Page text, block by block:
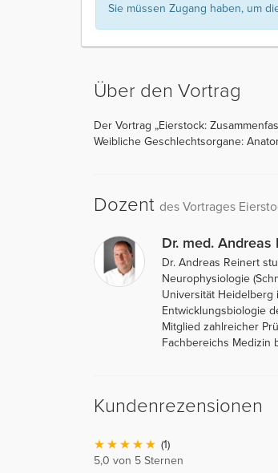
Sie müssen Zugang haben, um
Über den Vortrag
Der Vortrag „Eierstock:
Weibliche Geschlechtsorgane:
Dozent des Vortrages
Dr. med. Andreas
Dr. Andreas Reinert
Neurophysiologie
Universität Heidelberg
Entwicklungsbiologie
Mitglied zahlreicher
Fachbereichs Medizin
Kundenrezensionen
(1)
5,0 von 5 Sternen